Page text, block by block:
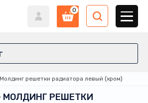
0
Молдинг решетки радиатора левый (хром)
МОЛДИНГ РЕШЕТКИ